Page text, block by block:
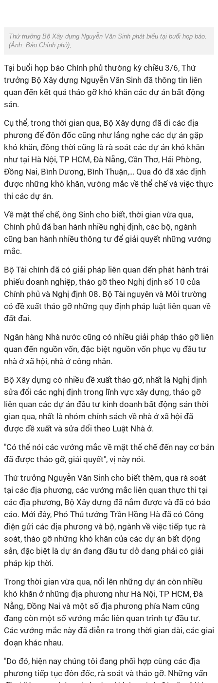
Thứ trưởng Bộ Xây dựng Nguyễn Văn Sinh phát biểu tại buổi họp báo.
(Ảnh: Báo Chính phủ),
Tại buổi họp báo Chính phủ thường kỳ chiều 3/6, Thứ
trưởng Bộ Xây dựng Nguyễn Văn Sinh đã thông tin liên
quan đến kết quả tháo gỡ khó khăn các dự án bất động
sản.
Cụ thể, trong thời gian qua, Bộ Xây dựng đã đi các địa
phương để đôn đốc cũng như lắng nghe các dự án gặp
khó khăn, đồng thời cũng là rà soát các dự án khó khăn
như tại Hà Nội, TP HCM, Đà Nẵng, Cần Thơ, Hải Phòng,
Đồng Nai, Bình Dương, Bình Thuận,… Qua đó đã xác định
được những khó khăn, vướng mắc về thể chế và việc thực
thi các dự án.
Về mặt thể chế, ông Sinh cho biết, thời gian vừa qua,
Chính phủ đã ban hành nhiều nghị định, các bộ, ngành
cũng ban hành nhiều thông tư để giải quyết những vướng
mắc.
Bộ Tài chính đã có giải pháp liên quan đến phát hành trái
phiếu doanh nghiệp, tháo gỡ theo Nghị định số 10 của
Chính phủ và Nghị định 08. Bộ Tài nguyên và Môi trường
có đề xuất tháo gỡ những quy định pháp luật liên quan về
đất đai.
Ngân hàng Nhà nước cũng có nhiều giải pháp tháo gỡ liên
quan đến nguồn vốn, đặc biệt nguồn vốn phục vụ đầu tư
nhà ở xã hội, nhà ở công nhân.
Bộ Xây dựng có nhiều đề xuất tháo gỡ, nhất là Nghị định
sửa đổi các nghị định trong lĩnh vực xây dựng, tháo gỡ
liên quan các dự án đầu tư kinh doanh bất động sản thời
gian qua, nhất là nhóm chính sách về nhà ở xã hội đã
được đề xuất và sửa đổi theo Luật Nhà ở.
"Có thể nói các vướng mắc về mặt thể chế đến nay cơ bản
đã được tháo gỡ, giải quyết", vị này nói.
Thứ trưởng Nguyễn Văn Sinh cho biết thêm, qua rà soát
tại các địa phương, các vướng mắc liên quan thực thi tại
các địa phương, Bộ Xây dựng đã nắm được và đã có báo
cáo. Mới đây, Phó Thủ tướng Trần Hồng Hà đã có Công
điện gửi các địa phương và bộ, ngành về việc tiếp tục rà
soát, tháo gỡ những khó khăn của các dự án bất động
sản, đặc biệt là dự án đang đầu tư dở dang phải có giải
pháp kịp thời.
Trong thời gian vừa qua, nổi lên những dự án còn nhiều
khó khăn ở những địa phương như Hà Nội, TP HCM, Đà
Nẵng, Đồng Nai và một số địa phương phía Nam cũng
đang còn một số vướng mắc liên quan trình tự đầu tư.
Các vướng mắc này đã diễn ra trong thời gian dài, các giai
đoạn khác nhau.
"Do đó, hiện nay chúng tôi đang phối hợp cùng các địa
phương tiếp tục đôn đốc, rà soát và tháo gỡ. Những vấn